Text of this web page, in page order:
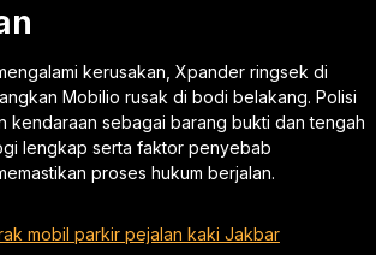
kerusakan, Xpander ringsek di
Mobilio rusak di bodi belakang. Polisi
kendaraan sebagai barang bukti dan tengah
lengkap serta faktor penyebab
proses hukum berjalan.
mobil parkir pejalan kaki Jakbar